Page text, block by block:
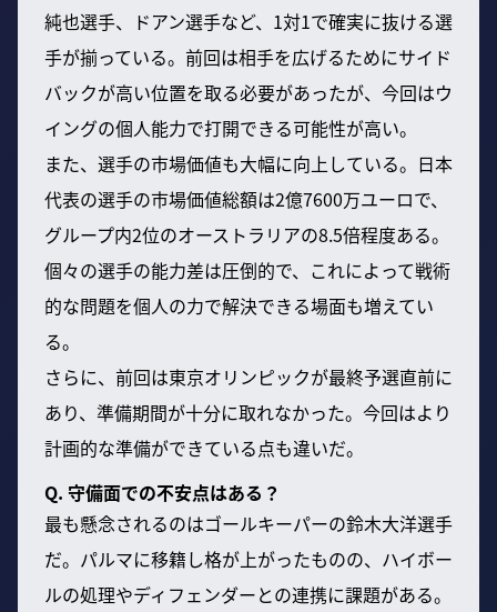
純也選手、ドアン選手など、1対1で確実に抜ける選
手が揃っている。前回は相手を広げるためにサイド
バックが高い位置を取る必要があったが、今回はウ
イングの個人能力で打開できる可能性が高い。
また、選手の市場価値も大幅に向上している。日本
代表の選手の市場価値総額は2億7600万ユーロで、
グループ内2位のオーストラリアの8.5倍程度ある。
個々の選手の能力差は圧倒的で、これによって戦術
的な問題を個人の力で解決できる場面も増えてい
る。
さらに、前回は東京オリンピックが最終予選直前に
あり、準備期間が十分に取れなかった。今回はより
計画的な準備ができている点も違いだ。
Q. 守備面での不安点はある？
最も懸念されるのはゴールキーパーの鈴木大洋選手
だ。パルマに移籍し格が上がったものの、ハイボー
ルの処理やディフェンダーとの連携に課題がある。